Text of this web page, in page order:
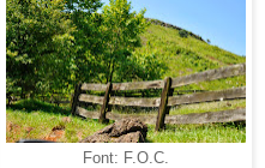
Font: F.O.C.